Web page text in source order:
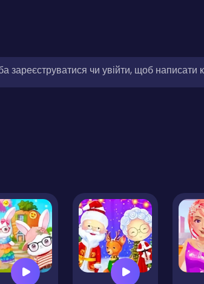
зареєструватися чи увійти, щоб написати